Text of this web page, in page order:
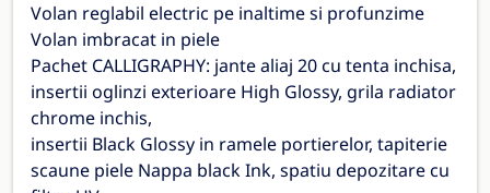
Volan reglabil electric pe inaltime si profunzime
Volan imbracat in piele
Pachet CALLIGRAPHY: jante aliaj 20 cu tenta inchisa,
insertii oglinzi exterioare High Glossy, grila radiator
chrome inchis,
insertii Black Glossy in ramele portierelor, tapiterie
scaune piele Nappa black Ink, spatiu depozitare cu